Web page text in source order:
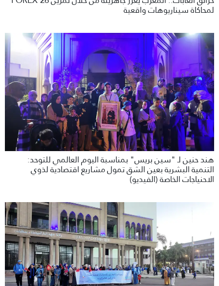
لمحاكاة سيناريوهات واقعية
هند حنين لـ "سين بريس" بمناسبة اليوم العالمي للتوحد:
التنمية البشرية بعين الشق تمول مشاريع اقتصادية لذوي
الاحنياجات الخاصة (الفيديو)